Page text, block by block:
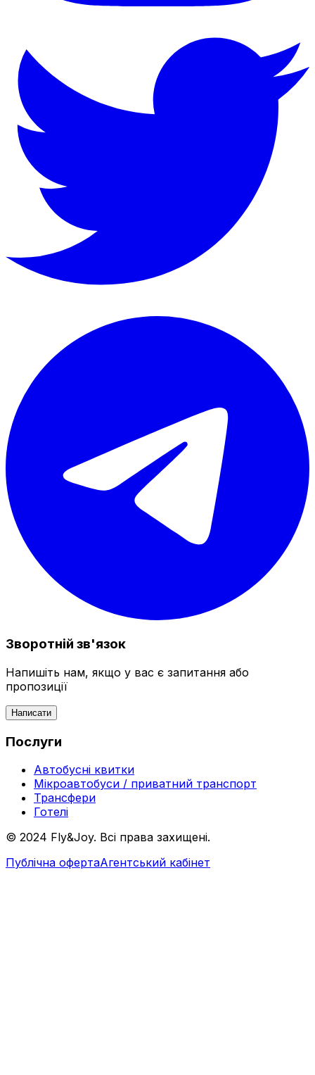
Зворотній зв'язок
Напишіть нам, якщо у вас є запитання або
пропозиції
Написати
Послуги
Автобусні квитки
Мікроавтобуси / приватний транспорт
Трансфери
Готелі
© 2024 Fly&Joy. Всі права захищені.
Публічна офертаАгентський кабінет